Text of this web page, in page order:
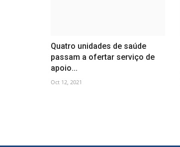
Quatro unidades de saúde
passam a ofertar serviço de
apoio...
Oct 12, 2021